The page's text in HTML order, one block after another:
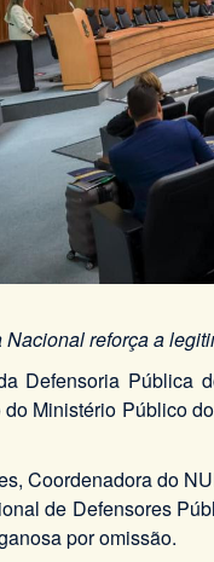
reforça a
Defensoria
Ministério Público
Coordenadora do
de Defensores
por omissão.